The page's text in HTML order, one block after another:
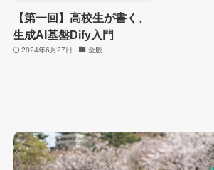
【第一回】高校生が書く、
生成AI基盤Dify入門
2024年6月27日 全般